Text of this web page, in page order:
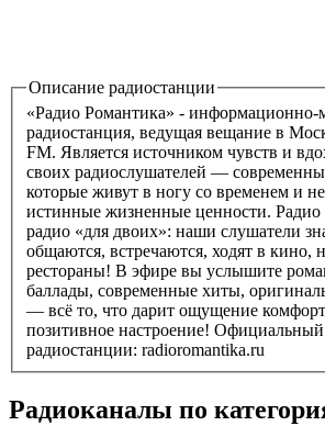
Описание радиостанции
«Радио Романтика» - информационно-
радиостанция, ведущая вещание в
FM. Является источником чувств и
своих радиослушателей —
которые живут в ногу со временем и
истинные жизненные ценности.
радио «для двоих»: наши слушатели
общаются, встречаются, ходят в кино,
рестораны! В эфире вы услышите
баллады, современные хиты,
— всё то, что дарит ощущение
позитивное настроение! Официальный
радиостанции: radioromantika.ru
Радиоканалы по